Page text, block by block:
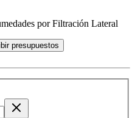
por Filtración Lateral
presupuestos